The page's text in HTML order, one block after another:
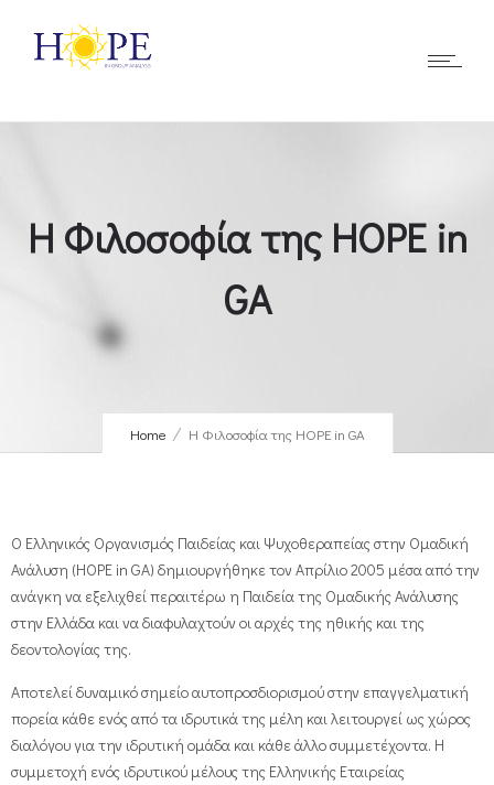
Η Φιλοσοφία της HOPE in
GA
Home Η Φιλοσοφία της HOPE in GA
Ο Ελληνικός Οργανισμός Παιδείας και Ψυχοθεραπείας στην Ομαδική
Ανάλυση (HOPE in GA) δημιουργήθηκε τον Απρίλιο 2005 μέσα από την
ανάγκη να εξελιχθεί περαιτέρω η Παιδεία της Ομαδικής Ανάλυσης
στην Ελλάδα και να διαφυλαχτούν οι αρχές της ηθικής και της
δεοντολογίας της.
Αποτελεί δυναμικό σημείο αυτοπροσδιορισμού στην επαγγελματική
πορεία κάθε ενός από τα ιδρυτικά της μέλη και λειτουργεί ως χώρος
διαλόγου για την ιδρυτική ομάδα και κάθε άλλο συμμετέχοντα. Η
συμμετοχή ενός ιδρυτικού μέλους της Ελληνικής Εταιρείας